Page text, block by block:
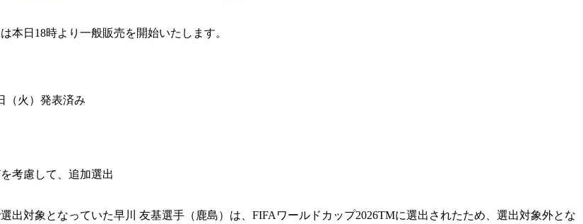
本日18時より一般販売を開始いたします。
（火）発表済み
考慮して、追加選出
出対象となっていた早川 友基選手（鹿島）は、FIFAワールドカップ2026TMに選出されたため、選出対象外とな